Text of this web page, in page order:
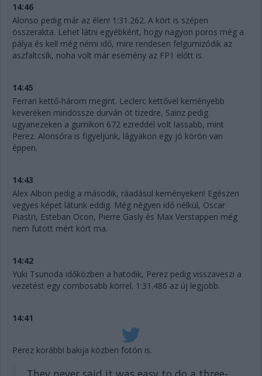
14:46
Alonso pedig már az élen! 1:31.262. A kört is szépen
összerakta. Lehet látni egyébként, hogy nagyon poros még a
pálya és kell még némi idő, mire rendesen felgumizódik az
aszfaltcsík, noha volt már esemény az FP1 előtt is.
14:45
Ferrari kettő-három megint. Leclerc kettővel keményebb
keveréken mindössze durván öt tizedre, Sainz pedig
ugyanezeken a gumikon 672 ezreddel volt lassabb, mint
Perez. Alonsóra is figyeljünk, lágyakon egy jó körön van
éppen.
14:43
Alex Albon pedig a második, ráadásul keményeken! Egészen
vegyes képet látunk eddig. Még négyen idő nélkül, Oscar
Piastri, Esteban Ocon, Pierre Gasly és Max Verstappen még
nem futott mért kört ma.
14:42
Yuki Tsunoda időközben a hatodik, Perez pedig visszaveszi a
vezetést egy combosabb körrel. 1:31.486 az új legjobb.
14:41
Perez korábbi bakija közben fotón is.